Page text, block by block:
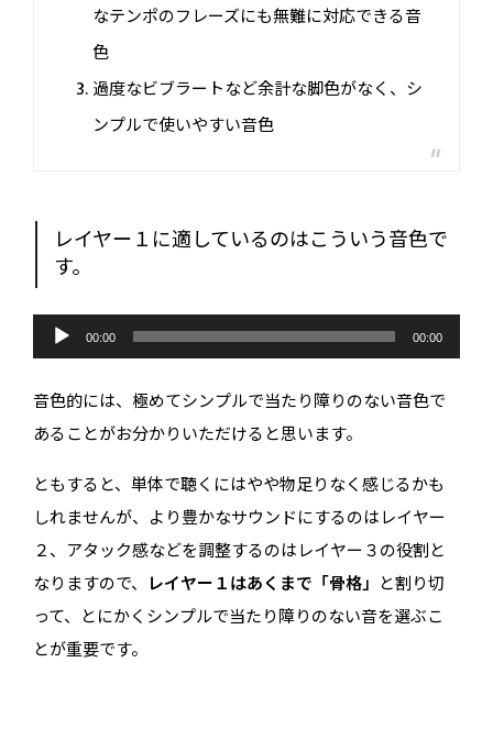
なテンポのフレーズにも無難に対応できる音
色
過度なビブラートなど余計な脚色がなく、シ
ンプルで使いやすい音色
レイヤー１に適しているのはこういう音色で
す。
音
プ
ヤ
00:00 00:00
音色的には、極めてシンプルで当たり障りのない音色で
あることがお分かりいただけると思います。
ともすると、単体で聴くにはやや物足りなく感じるかも
しれませんが、より豊かなサウンドにするのはレイヤー
２、アタック感などを調整するのはレイヤー３の役割と
なりますので、
レイヤー１はあくまで「骨格」 と割り切
って、とにかくシンプルで当たり障りのない音を選ぶこ
とが重要です。